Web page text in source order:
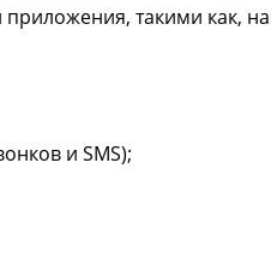
такими как,
и SMS);